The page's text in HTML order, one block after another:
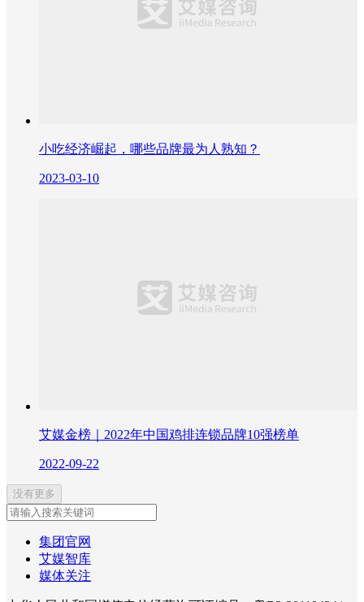
小吃经济崛起，哪些品牌最为人熟知？
2023-03-10
艾媒金榜｜2022年中国鸡排连锁品牌10强榜单
2022-09-22
没有更多
集团官网
艾媒智库
媒体关注